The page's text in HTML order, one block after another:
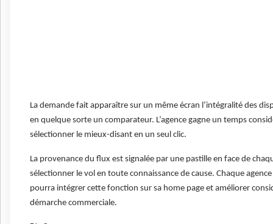
La demande fait apparaître sur un même écran l’intégralité des
en quelque sorte un comparateur. L’agence gagne un temps
sélectionner le mieux-disant en un seul clic.
La provenance du flux est signalée par une pastille en face de
sélectionner le vol en toute connaissance de cause. Chaque
pourra intégrer cette fonction sur sa home page et améliorer
démarche commerciale.